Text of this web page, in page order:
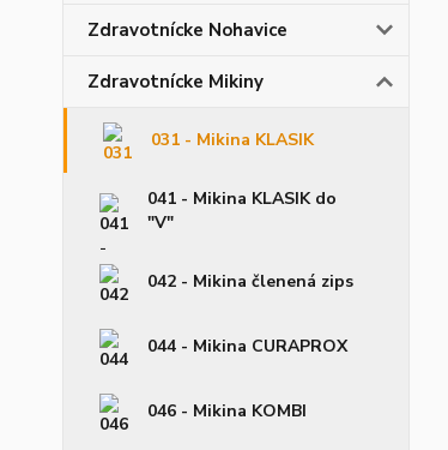
Zdravotnícke Nohavice
Zdravotnícke Mikiny
031 - Mikina KLASIK
041 - Mikina KLASIK do
"V"
042 - Mikina členená zips
044 - Mikina CURAPROX
046 - Mikina KOMBI